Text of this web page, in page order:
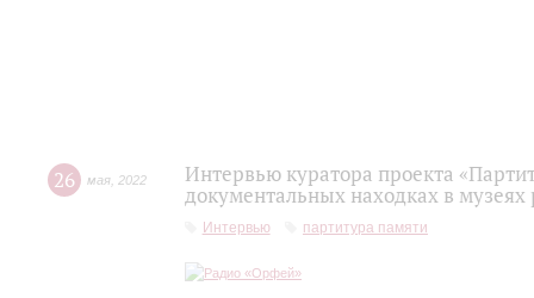
26 мая 2022
Интервью куратора проекта
документальных находках в музеях
Интервью партитура памяти